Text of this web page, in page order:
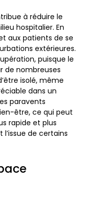
à réduire le
hospitalier. En
aux patients de se
extérieures.
puisque le
de nombreuses
isolé, même
dans un
paravents
être, ce qui peut
rapide et plus
de certains